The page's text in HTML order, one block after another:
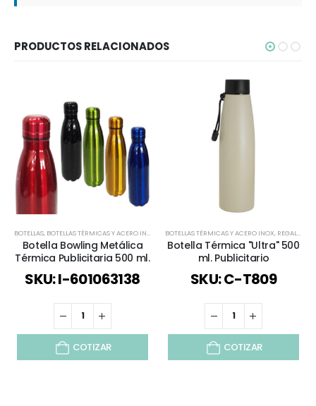
PRODUCTOS RELACIONADOS
BOTELLAS, BOTELLAS TÉRMICAS Y ACERO INOX TIEMPO LIBRE / OUTDOOR,TODOS
Botella Bowling Metálica
Térmica Publicitaria 500 ml.
SKU: I-601063138
COTIZAR
BOTELLAS TÉRMICAS Y ACERO INOX, REGALOS PREMIUM
Botella Térmica "Ultra" 500
ml. Publicitario
SKU: C-T809
COTIZAR